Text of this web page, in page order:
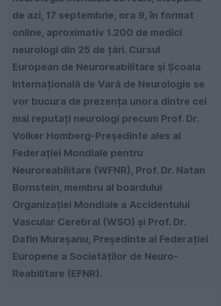
de azi, 17 septembrie, ora 9, în format
online, aproximativ 1.200 de medici
neurologi din 25 de țări. Cursul
European de Neuroreabilitare și Școala
Internațională de Vară de Neurologie se
vor bucura de prezența unora dintre cei
mai reputați neurologi precum Prof. Dr.
Volker Homberg-Președinte ales al
Federației Mondiale pentru
Neuroreabilitare (WFNR), Prof. Dr. Natan
Bornstein, membru al boardului
Organizației Mondiale a Accidentului
Vascular Cerebral (WSO) și Prof. Dr.
Dafin Mureșanu, Președinte al Federației
Europene a Societăților de Neuro-
Reabilitare (EFNR).